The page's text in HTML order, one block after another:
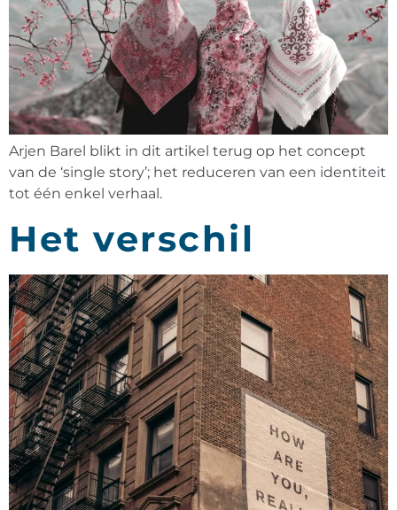
Arjen Barel blikt in dit artikel terug op het concept
van de ‘single story’; het reduceren van een identiteit
tot één enkel verhaal.
Het verschil